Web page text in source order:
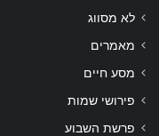
לא מסווג
מאמרים
מסע חיים
פירושי שמות
פרשת השבוע